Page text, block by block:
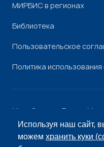
Используя наш сайт,
можемхранить куки
МИРБИС в регионах
Библиотека
Пользовательское
Политика
Минобрнауки России
Роскомнадзор
© «МИРБИС», 2026